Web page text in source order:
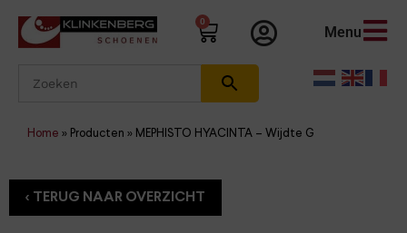
0
Menu
Home » Producten » MEPHISTO HYACINTA – Wijdte G